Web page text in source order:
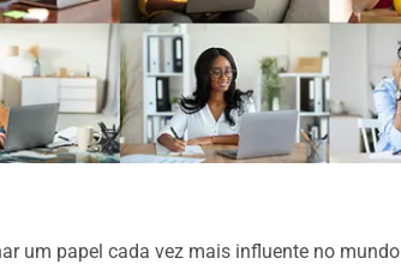
um papel cada vez mais influente no mundo